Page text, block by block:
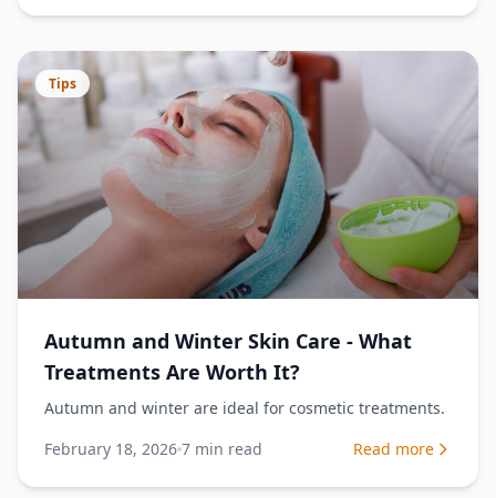
Tips
Autumn and Winter Skin Care - What
Treatments Are Worth It?
Autumn and winter are ideal for cosmetic treatments.
February 18, 2026 7 min read Read more